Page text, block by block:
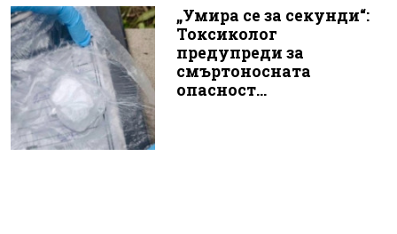
„Умира се за секунди“:
Токсиколог
предупреди за
смъртоносната
опасност...